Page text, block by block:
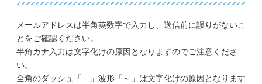
メールアドレスは半角英数字で入力し、送信前に誤りがないこ
とをご確認ください。
半角カナ入力は文字化けの原因となりますのでご注意くださ
い。
全角のダッシュ「―」波形「～」は文字化けの原因となります